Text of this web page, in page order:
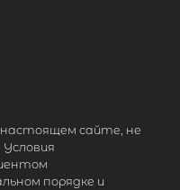
сайте, не
порядке и